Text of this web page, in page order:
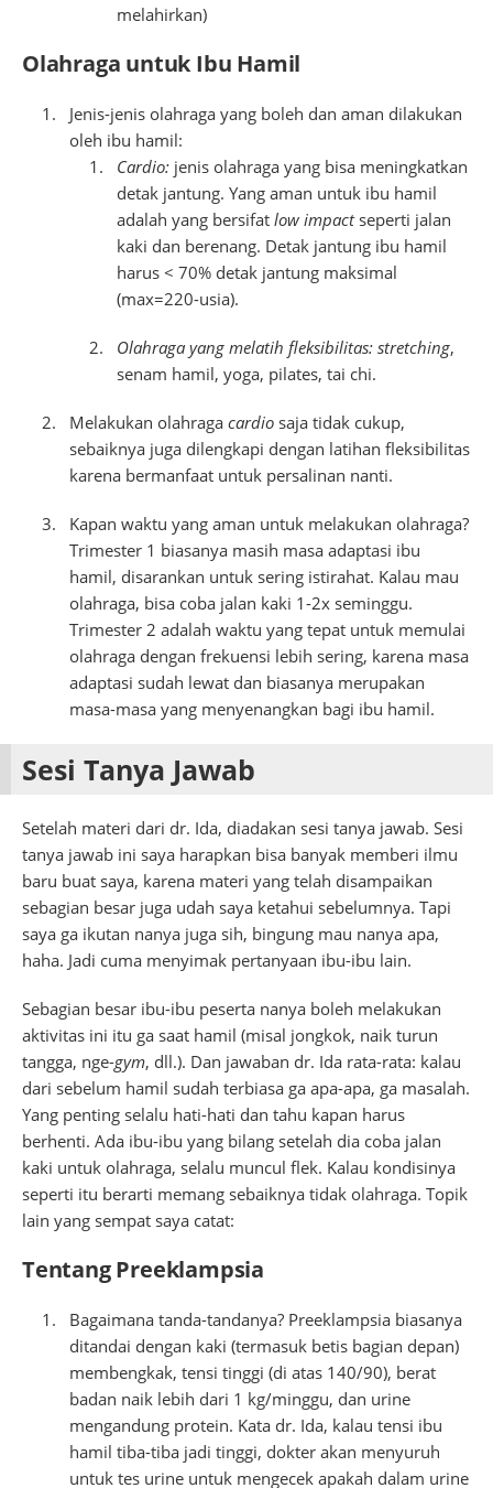
melahirkan)
Olahraga untuk Ibu Hamil
Jenis-jenis olahraga yang boleh dan aman dilakukan
oleh ibu hamil:
Cardio: jenis olahraga yang bisa meningkatkan
detak jantung. Yang aman untuk ibu hamil
adalah yang bersifat low impactseperti jalan
kaki dan berenang. Detak jantung ibu hamil
harus < 70% detak jantung maksimal
(max=220-usia).
Olahraga yang melatih fleksibilitas: stretching,
senam hamil, yoga, pilates, tai chi.
Melakukan olahraga cardio saja tidak cukup,
sebaiknya juga dilengkapi dengan latihan fleksibilitas
karena bermanfaat untuk persalinan nanti.
Kapan waktu yang aman untuk melakukan olahraga?
Trimester 1 biasanya masih masa adaptasi ibu
hamil, disarankan untuk sering istirahat. Kalau mau
olahraga, bisa coba jalan kaki 1-2x seminggu.
Trimester 2 adalah waktu yang tepat untuk memulai
olahraga dengan frekuensi lebih sering, karena masa
adaptasi sudah lewat dan biasanya merupakan
masa-masa yang menyenangkan bagi ibu hamil.
Sesi Tanya Jawab
Setelah materi dari dr. Ida, diadakan sesi tanya jawab. Sesi
tanya jawab ini saya harapkan bisa banyak memberi ilmu
baru buat saya, karena materi yang telah disampaikan
sebagian besar juga udah saya ketahui sebelumnya. Tapi
saya ga ikutan nanya juga sih, bingung mau nanya apa,
haha. Jadi cuma menyimak pertanyaan ibu-ibu lain.
Sebagian besar ibu-ibu peserta nanya boleh melakukan
aktivitas ini itu ga saat hamil (misal jongkok, naik turun
tangga, nge-gym, dll.). Dan jawaban dr. Ida rata-rata: kalau
dari sebelum hamil sudah terbiasa ga apa-apa, ga masalah.
Yang penting selalu hati-hati dan tahu kapan harus
berhenti. Ada ibu-ibu yang bilang setelah dia coba jalan
kaki untuk olahraga, selalu muncul flek. Kalau kondisinya
seperti itu berarti memang sebaiknya tidak olahraga. Topik
lain yang sempat saya catat:
Tentang Preeklampsia
Bagaimana tanda-tandanya? Preeklampsia biasanya
ditandai dengan kaki (termasuk betis bagian depan)
membengkak, tensi tinggi (di atas 140/90), berat
badan naik lebih dari 1 kg/minggu, dan urine
mengandung protein. Kata dr. Ida, kalau tensi ibu
hamil tiba-tiba jadi tinggi, dokter akan menyuruh
untuk tes urine untuk mengecek apakah dalam urine